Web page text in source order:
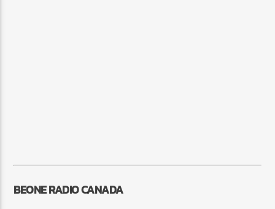
BEONE RADIO CANADA